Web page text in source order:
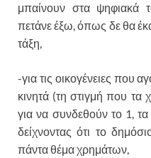
μπαίνουν στα ψηφιακά
πετάνε έξω, όπως δε θα
τάξη,
-για τις οικογένειες που
κινητά (τη στιγμή που τα
για να συνδεθούν το 1, τα
δείχνοντας ότι το
πάντα θέμα χρημάτων,